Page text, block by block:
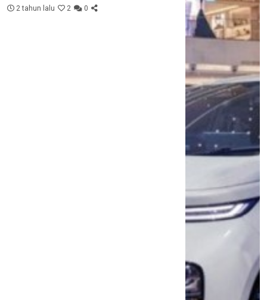
2 tahun lalu 2 0